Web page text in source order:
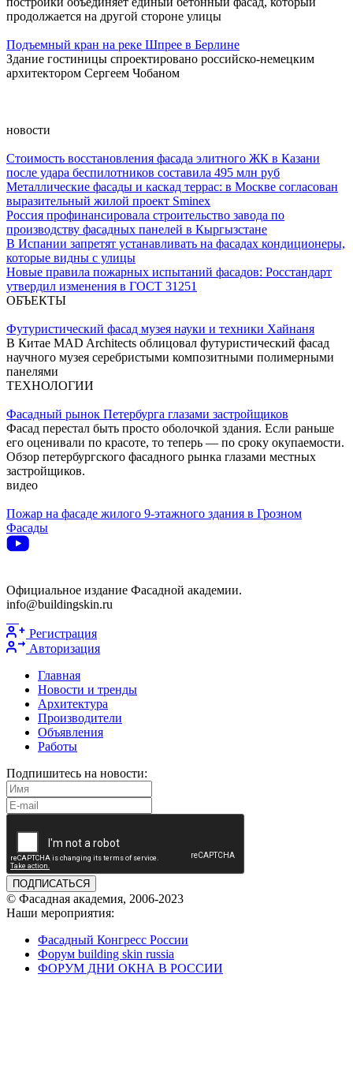
продолжается на другой стороне улицы
Подъемный кран на реке Шпрее в Берлине
Здание гостиницы спроектировано российско-немецким
архитектором Сергеем Чобаном
новости
Стоимость восстановления фасада элитного ЖК в Казани
после удара беспилотников составила 495 млн руб
Металлические фасады и каскад террас: в Москве согласован
выразительный жилой проект Sminex
Россия профинансировала строительство завода по
производству фасадных панелей в Кыргызстане
В Испании запретят устанавливать на фасадах кондиционеры,
которые видны с улицы
Новые правила пожарных испытаний фасадов: Росстандарт
утвердил изменения в ГОСТ 31251
ОБЪЕКТЫ
Футуристический фасад музея науки и техники Хайнаня
В Китае MAD Architects облицовал футуристический фасад
научного музея серебристыми композитными полимерными
панелями
ТЕХНОЛОГИИ
Фасадный рынок Петербурга глазами застройщиков
Фасад перестал быть просто оболочкой здания. Если раньше
его оценивали по красоте, то теперь — по сроку окупаемости.
Обзор петербургского фасадного рынка глазами местных
застройщиков.
видео
Пожар на фасаде жилого 9-этажного здания в Грозном
Фасады
Официальное издание Фасадной академии.
info@buildingskin.ru
Регистрация
Авторизация
Главная
Новости и тренды
Архитектура
Производители
Объявления
Работы
Подпишитесь на новости:
ПОДПИСАТЬСЯ
© Фасадная академия, 2006-2023
Наши мероприятия:
Фасадный Конгресс России
Форум building skin russia
ФОРУМ ДНИ ОКНА В РОССИИ